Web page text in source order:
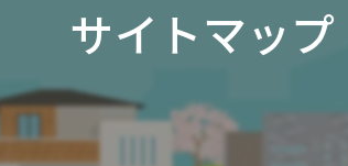
空き家をお持ちの方へ 事故物件
サイトマップ